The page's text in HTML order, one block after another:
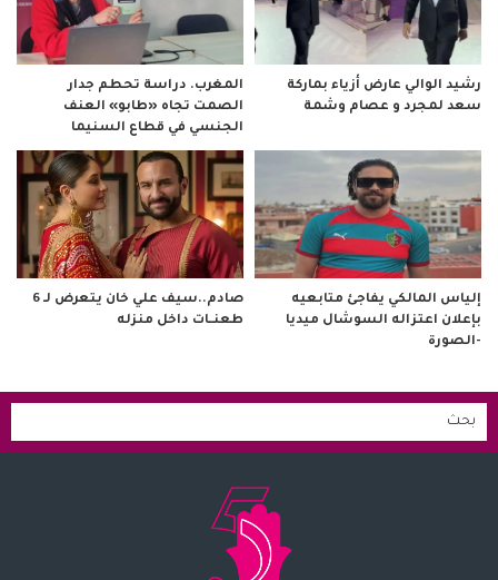
رشيد الوالي عارض أزياء بماركة
سعد لمجرد و عصام وشمة
المغرب. دراسة تحطم جدار
الصمت تجاه «طابو» العنف
الجنسي في قطاع السنيما
إلياس المالكي يفاجئ متابعيه
بإعلان اعتزاله السوشال ميديا
-الصورة
صادم..سيف علي خان يتعرض لـ 6
طعنــات داخل منزله